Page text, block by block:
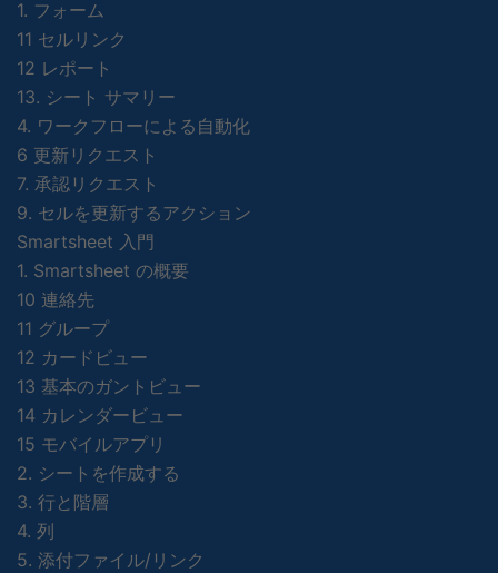
1. フォーム
11 セルリンク
12 レポート
13. シート サマリー
4. ワークフローによる自動化
6 更新リクエスト
7. 承認リクエスト
9. セルを更新するアクション
Smartsheet 入門
1. Smartsheet の概要
10 連絡先
11 グループ
12 カードビュー
13 基本のガントビュー
14 カレンダービュー
15 モバイルアプリ
2. シートを作成する
3. 行と階層
4. 列
5. 添付ファイル/リンク